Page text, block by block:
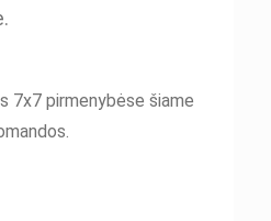
7x7 pirmenybėse šiame